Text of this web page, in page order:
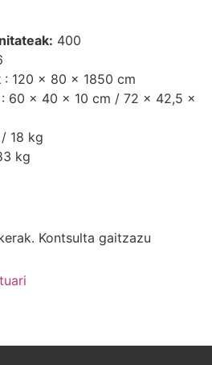
400
: 120 x 80 x 1850 cm
: 60 x 40 x 10 cm / 72 x 42,5 x
18 kg
kg
Kontsulta gaitzazu